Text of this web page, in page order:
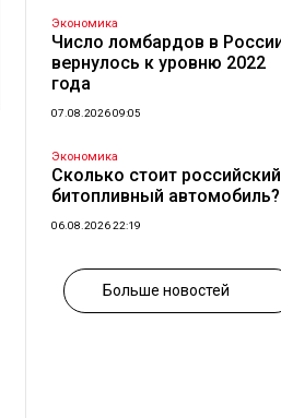
Экономика
Число ломбардов в
вернулось к уровню 2022
года
07.08.2026 09:05
Экономика
Сколько стоит российский
битопливный автомобиль?
06.08.2026 22:19
Больше новостей